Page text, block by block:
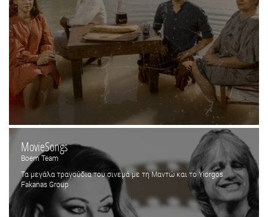
MovieSongs
Boem Team
Τα μεγάλα τραγούδια του σινεμά με τη Μαντώ και το Yiorgos
Fakanas Group